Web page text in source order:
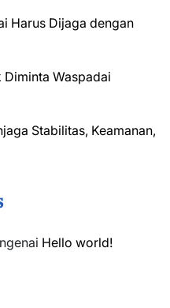
Harus Dijaga dengan
Diminta Waspadai
Stabilitas, Keamanan,
Hello world!